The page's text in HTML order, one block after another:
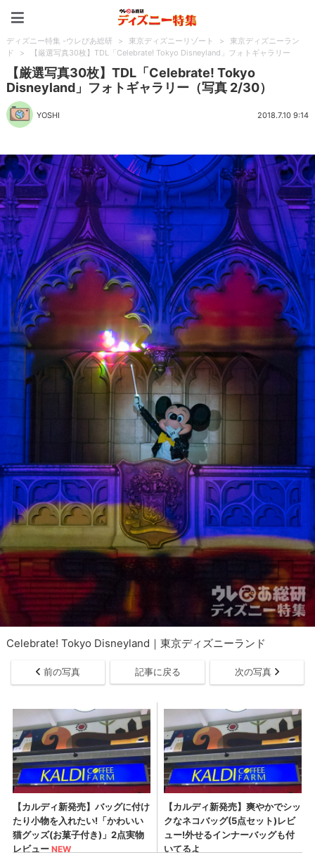
ディズニー特集 -ウレぴあ総研 > 東京ディズニーリゾート >
東京ディズニーラン
ド
> 【厳選写真30枚】TDL「Celebrate! Tokyo Disneyland」フォトギャラリー
【厳選写真30枚】TDL「Celebrate! Tokyo
Disneyland」フォトギャラリー（写真 2/30）
YOSHI 2018.7.10 9:14
Celebrate! Tokyo Disneyland｜東京ディズニーランド
前の写真 記事に戻る 次の写真